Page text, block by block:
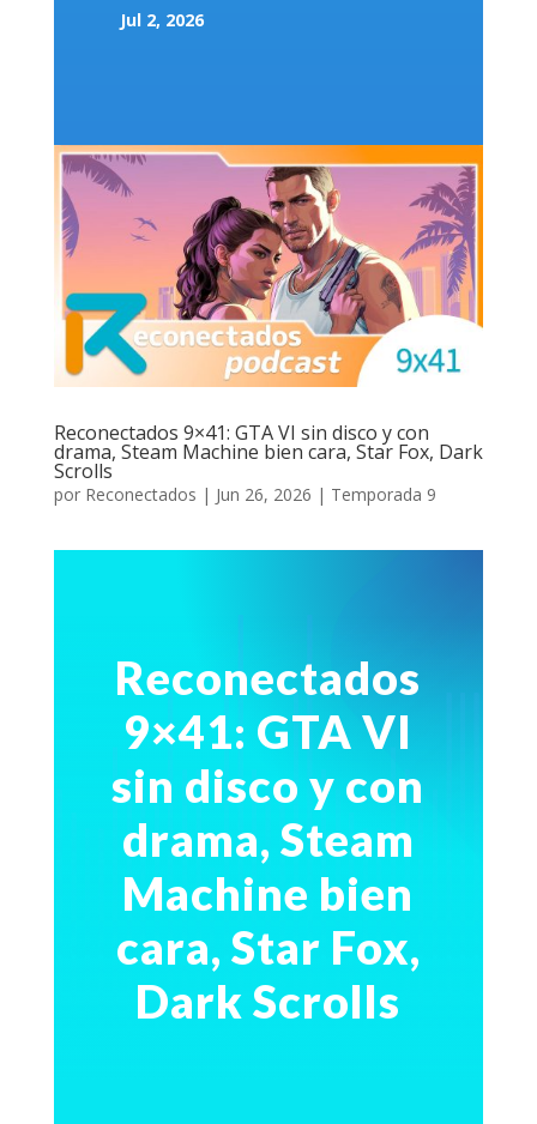
Jul 2, 2026
Reconectados 9×41: GTA VI sin disco y con
drama, Steam Machine bien cara, Star Fox, Dark
Scrolls
por Reconectados | Jun 26, 2026 | Temporada 9
Reconectados
9×41: GTA VI
sin disco y con
drama, Steam
Machine bien
cara, Star Fox,
Dark Scrolls